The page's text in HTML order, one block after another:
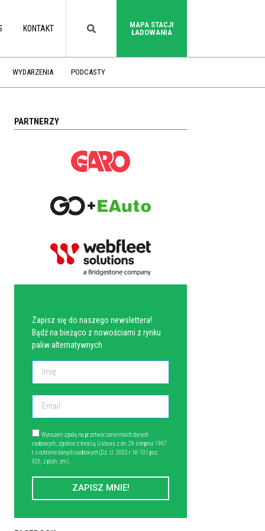
KONTAKT
MAPA STACJI
ŁADOWANIA
WYDARZENIA PODCASTY
PARTNERZY
Zapisz się do naszego newslettera!
Bądź na bieżąco z nowościami z rynku
paliw alternatywnych
Wyrażam zgodę na przetwarzanie moich danych
osobowych, zgodnie z treścią Ustawy z dn. 29 sierpnia 1997
r. o ochronie danych osobowych (Dz. U. 2002 r. Nr 101 poz.
926, z późn. zm.).
ZAPISZ MNIE!